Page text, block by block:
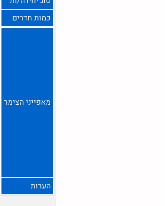
כמות חדרים
מאפייני הצימר
הערות